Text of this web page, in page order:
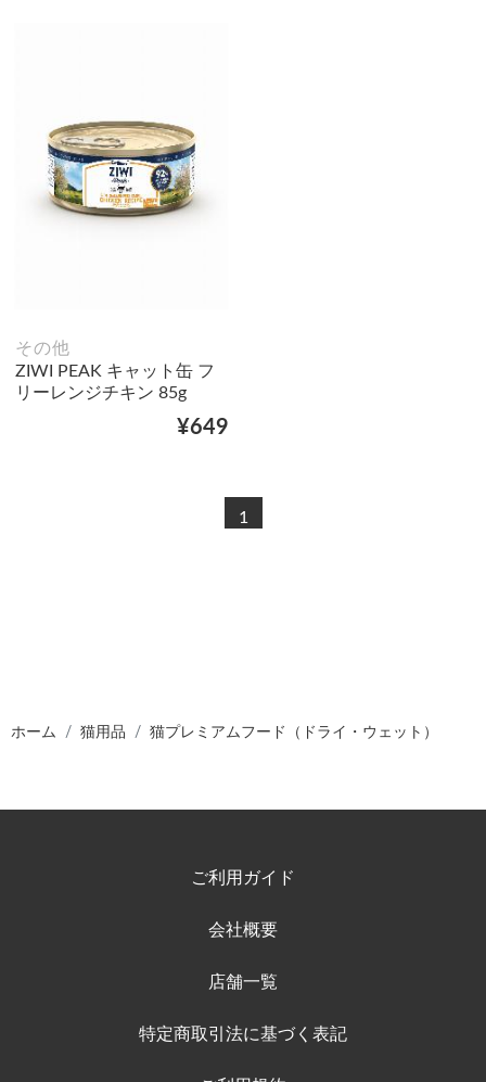
その他
ZIWI PEAK キャット缶 フ
リーレンジチキン 85g
¥649
1
ホーム 猫用品 猫プレミアムフード（ドライ・ウェット）
ご利用ガイド
会社概要
店舗一覧
特定商取引法に基づく表記